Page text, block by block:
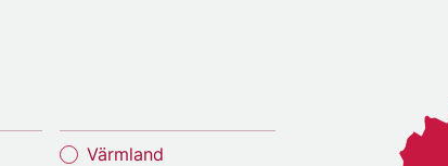
Värmland